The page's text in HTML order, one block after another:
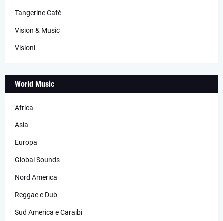
Tangerine Cafè
Vision & Music
Visioni
World Music
Africa
Asia
Europa
Global Sounds
Nord America
Reggae e Dub
Sud America e Caraibi